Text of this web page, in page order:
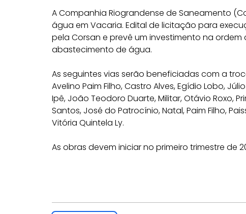
A Companhia Riograndense de Saneamento
água em Vacaria. Edital de licitação para
pela Corsan e prevê um investimento na ordem
abastecimento de água.
As seguintes vias serão beneficiadas com a
Avelino Paim Filho, Castro Alves, Egídio Lobo,
Ipê, João Teodoro Duarte, Militar, Otávio Roxo,
Santos, José do Patrocínio, Natal, Paim Filho,
Vitória Quintela Ly.
As obras devem iniciar no primeiro trimestre de